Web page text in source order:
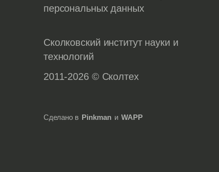
персональных данных
Сколковский институт науки и
технологий
2011-2026 © Сколтех
Сделано в Pinkman и WAPP